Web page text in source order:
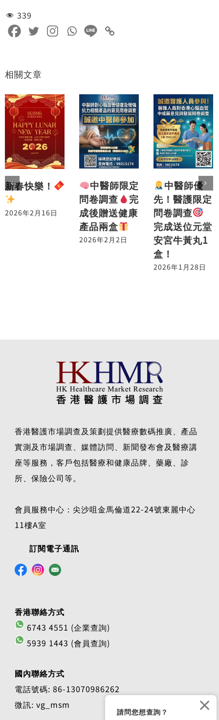
339
相關文章
新春快樂！
2026年2月16日
中醫師限定
問卷調查
完
成後贈送健康
產品兩盒
2026年2月2日
中醫師優
先！醫護限定
問卷調查
完成送位元堂
安宮牛黃丸1
盒！
2026年1月28日
香港醫護市場調查及策劃提供醫療數碼推廣、產品
實測及市場調查、媒體訪問、新聞發布會及醫療講
座等服務，客戶包括醫療和健康品牌、藥廠、診
所、保險公司等。
會員服務中心：尖沙咀金馬倫道22-24號東麗中心
11樓A室
訂閱電子通訊
香港聯絡方式
6743 4551 (企業查詢)
5939 1443 (會員查詢)
國內聯絡方式
電話號碼: 86-13070986262
微訊: vg_msm
請問您想查詢？ ×